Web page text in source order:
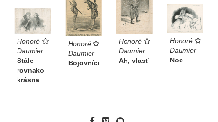
Honoré
Daumier
Ah, vlasť
Honoré
Daumier
Bojovníci
Honoré
Daumier
Noc
Honoré
Daumier
Stále
rovnako
krásna